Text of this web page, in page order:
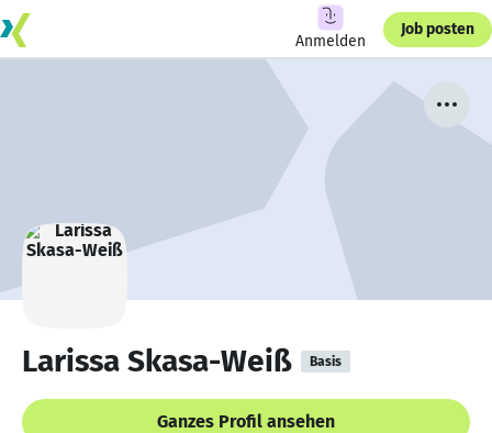
Anmelden
Job posten
Larissa Skasa-Weiß Basis
Ganzes Profil ansehen